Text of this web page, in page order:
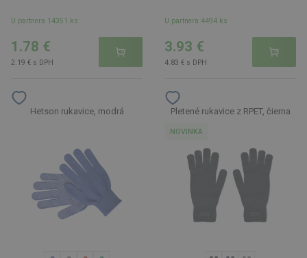
U partnera 14351 ks
1.78 €
2.19 € s DPH
U partnera 4494 ks
3.93 €
4.83 € s DPH
Hetson rukavice, modrá Pletené rukavice z RPET, čierna
NOVINKA